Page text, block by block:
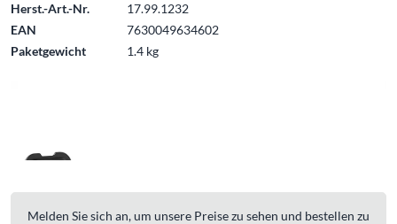
Herst.-Art.-Nr.
17.99.1232
EAN
7630049634602
Paketgewicht
1.4 kg
Melden Sie sich an, um unsere Preise zu sehen und bestellen zu